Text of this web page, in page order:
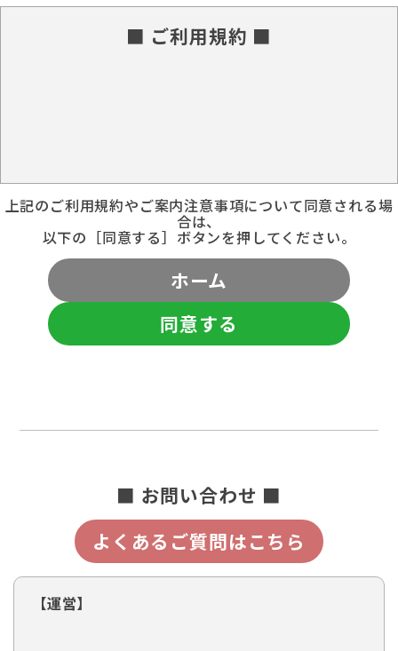
■ ご利用規約 ■
上記のご利用規約やご案内注意事項について同意される場
合は、
以下の［同意する］ボタンを押してください。
ホーム
同意する
■ お問い合わせ ■
よくあるご質問はこちら
【運営】